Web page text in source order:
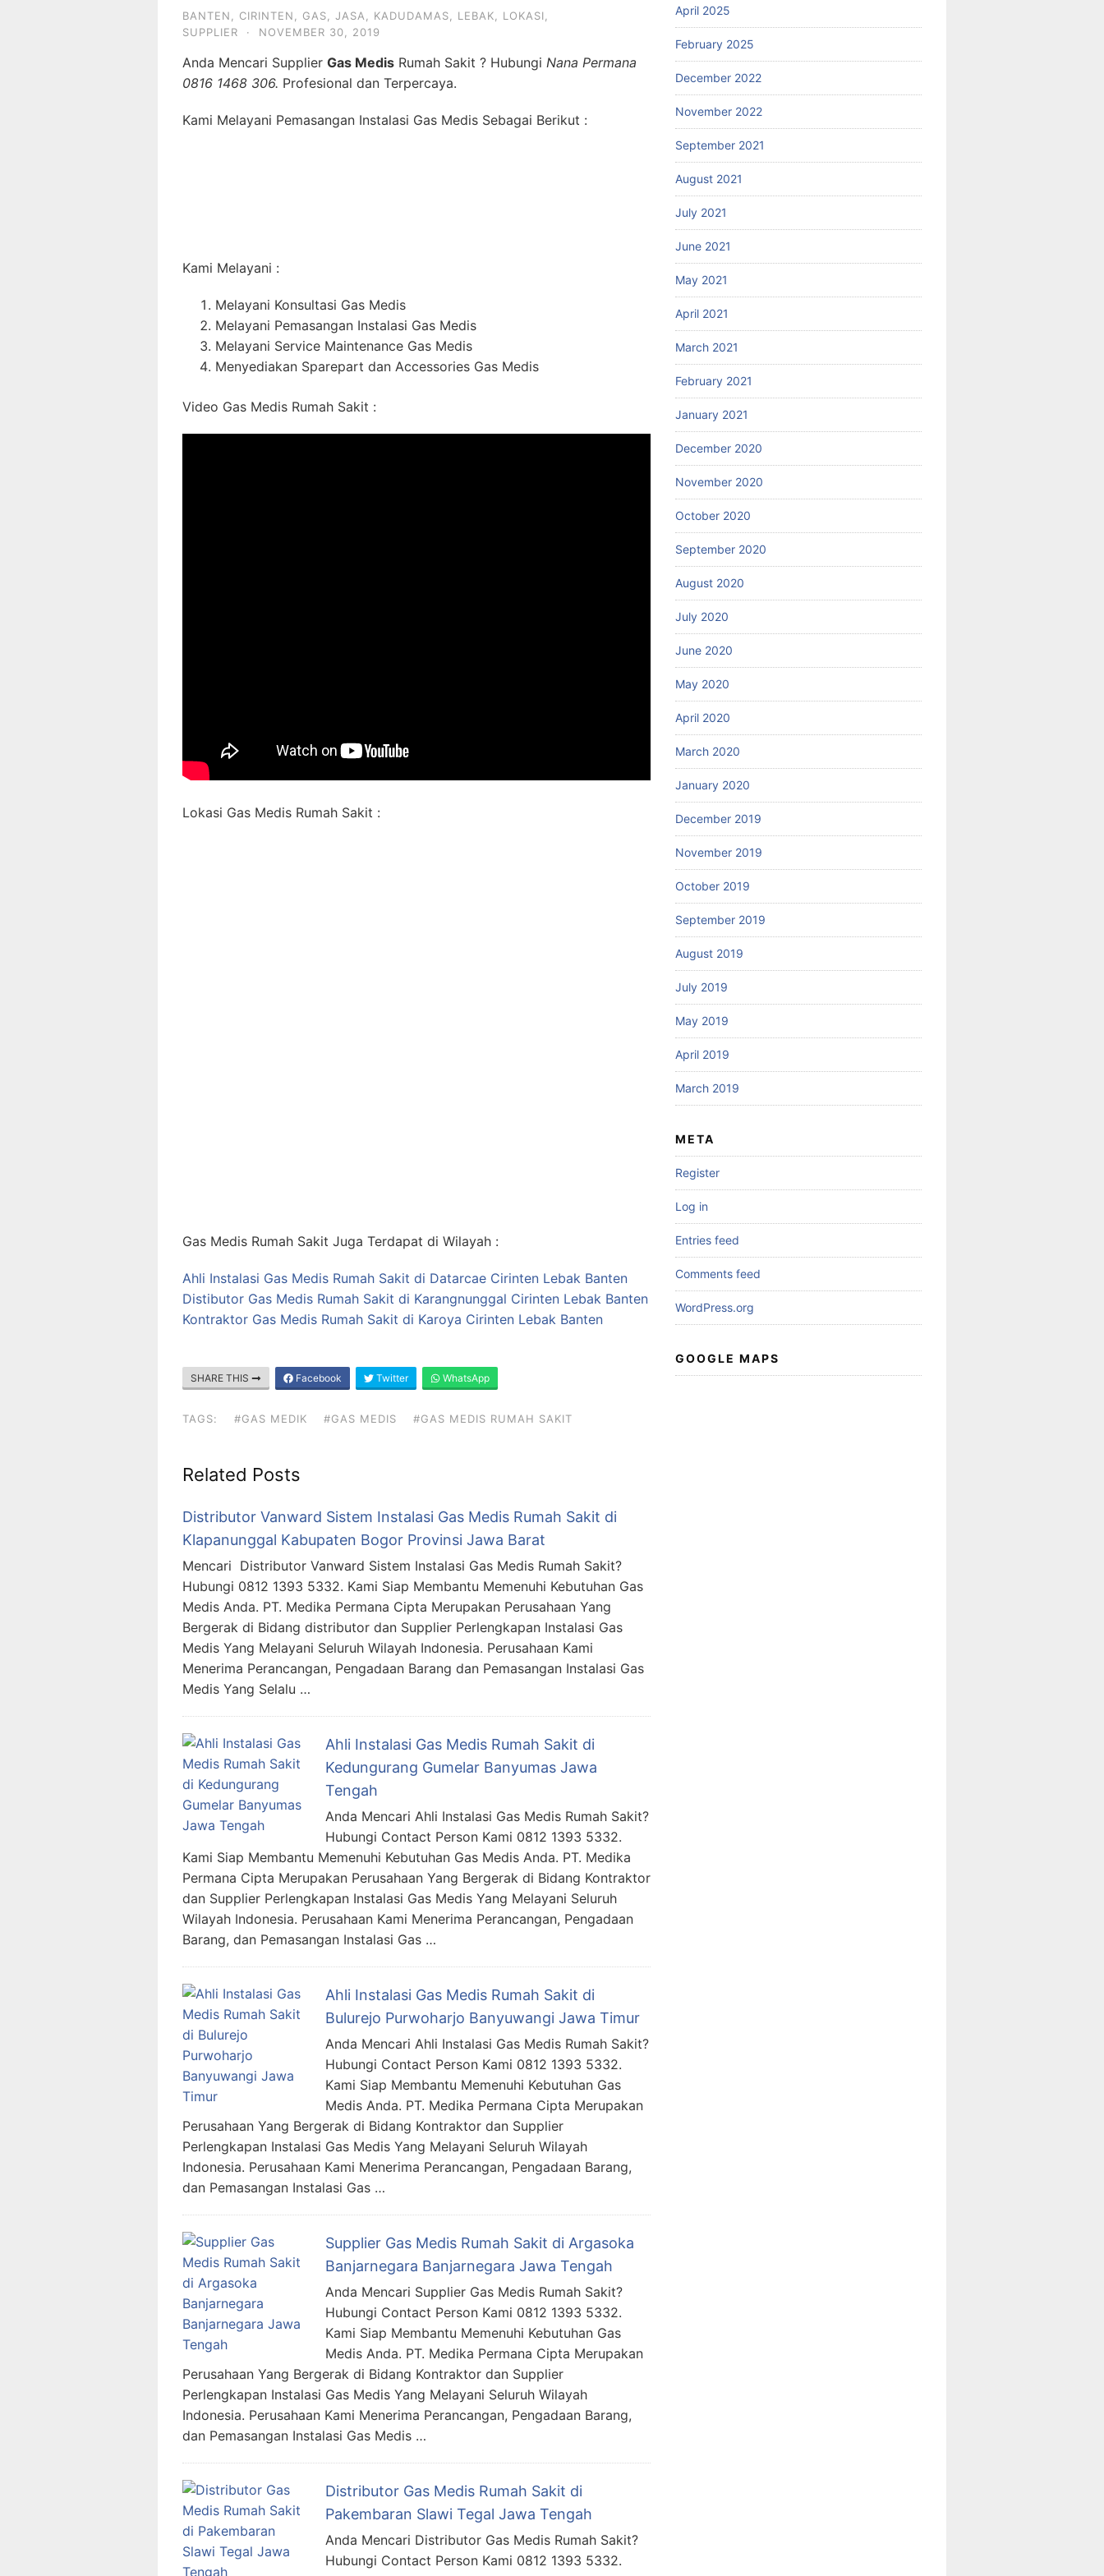
BANTEN CIRINTEN GAS JASA KADUDAMAS LEBAK LOKASI
SUPPLIER
· NOVEMBER 30, 2019
Anda Mencari Supplier Gas Medis Rumah Sakit ? Hubungi Nana Permana
0816 1468 306. Profesional dan Terpercaya.
Kami Melayani Pemasangan Instalasi Gas Medis Sebagai Berikut :
Kami Melayani :
Melayani Konsultasi Gas Medis
Melayani Pemasangan Instalasi Gas Medis
Melayani Service Maintenance Gas Medis
Menyediakan Sparepart dan Accessories Gas Medis
Video Gas Medis Rumah Sakit :
Lokasi Gas Medis Rumah Sakit :
Gas Medis Rumah Sakit Juga Terdapat di Wilayah :
Ahli Instalasi Gas Medis Rumah Sakit di Datarcae Cirinten Lebak Banten
Distibutor Gas Medis Rumah Sakit di Karangnunggal Cirinten Lebak Banten
Kontraktor Gas Medis Rumah Sakit di Karoya Cirinten Lebak Banten
SHARE THIS Facebook Twitter WhatsApp
TAGS: #GAS MEDIK #GAS MEDIS #GAS MEDIS RUMAH SAKIT
Related Posts
Distributor Vanward Sistem Instalasi Gas Medis Rumah Sakit di
Klapanunggal Kabupaten Bogor Provinsi Jawa Barat
Mencari Distributor Vanward Sistem Instalasi Gas Medis Rumah Sakit?
Hubungi 0812 1393 5332. Kami Siap Membantu Memenuhi Kebutuhan Gas
Medis Anda. PT. Medika Permana Cipta Merupakan Perusahaan Yang
Bergerak di Bidang distributor dan Supplier Perlengkapan Instalasi Gas
Medis Yang Melayani Seluruh Wilayah Indonesia. Perusahaan Kami
Menerima Perancangan, Pengadaan Barang dan Pemasangan Instalasi Gas
Medis Yang Selalu …
Ahli Instalasi Gas Medis Rumah Sakit di
Kedungurang Gumelar Banyumas Jawa
Tengah
Anda Mencari Ahli Instalasi Gas Medis Rumah Sakit?
Hubungi Contact Person Kami 0812 1393 5332.
Kami Siap Membantu Memenuhi Kebutuhan Gas Medis Anda. PT. Medika
Permana Cipta Merupakan Perusahaan Yang Bergerak di Bidang Kontraktor
dan Supplier Perlengkapan Instalasi Gas Medis Yang Melayani Seluruh
Wilayah Indonesia. Perusahaan Kami Menerima Perancangan, Pengadaan
Barang, dan Pemasangan Instalasi Gas …
Ahli Instalasi Gas Medis Rumah Sakit di
Bulurejo Purwoharjo Banyuwangi Jawa Timur
Anda Mencari Ahli Instalasi Gas Medis Rumah Sakit?
Hubungi Contact Person Kami 0812 1393 5332.
Kami Siap Membantu Memenuhi Kebutuhan Gas
Medis Anda. PT. Medika Permana Cipta Merupakan
Perusahaan Yang Bergerak di Bidang Kontraktor dan Supplier
Perlengkapan Instalasi Gas Medis Yang Melayani Seluruh Wilayah
Indonesia. Perusahaan Kami Menerima Perancangan, Pengadaan Barang,
dan Pemasangan Instalasi Gas …
Supplier Gas Medis Rumah Sakit di Argasoka
Banjarnegara Banjarnegara Jawa Tengah
Anda Mencari Supplier Gas Medis Rumah Sakit?
Hubungi Contact Person Kami 0812 1393 5332.
Kami Siap Membantu Memenuhi Kebutuhan Gas
Medis Anda. PT. Medika Permana Cipta Merupakan
Perusahaan Yang Bergerak di Bidang Kontraktor dan Supplier
Perlengkapan Instalasi Gas Medis Yang Melayani Seluruh Wilayah
Indonesia. Perusahaan Kami Menerima Perancangan, Pengadaan Barang,
dan Pemasangan Instalasi Gas Medis …
Distributor Gas Medis Rumah Sakit di
Pakembaran Slawi Tegal Jawa Tengah
Anda Mencari Distributor Gas Medis Rumah Sakit?
Hubungi Contact Person Kami 0812 1393 5332.
April 2025
February 2025
December 2022
November 2022
September 2021
August 2021
July 2021
June 2021
May 2021
April 2021
March 2021
February 2021
January 2021
December 2020
November 2020
October 2020
September 2020
August 2020
July 2020
June 2020
May 2020
April 2020
March 2020
January 2020
December 2019
November 2019
October 2019
September 2019
August 2019
July 2019
May 2019
April 2019
March 2019
META
Register
Log in
Entries feed
Comments feed
WordPress.org
GOOGLE MAPS